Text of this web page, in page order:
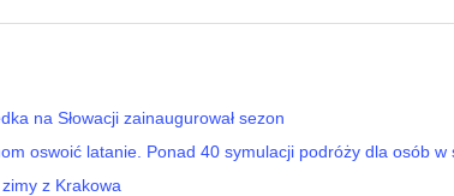
na Słowacji zainaugurował sezon
oswoić latanie. Ponad 40 symulacji podróży dla osób w
z Krakowa